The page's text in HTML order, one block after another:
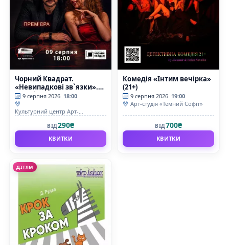
Чорний Квадрат.
«Невипадкові зв`язки».
Прем`єра
9 серпня 2026 18:00
Культурний центр Арт-
ВІД290₴
КВИТКИ
Комедiя «Інтим вечірка»
(21+)
9 серпня 2026 19:00
Арт-студія «Темний Софіт»
ВІД700₴
КВИТКИ
ДІТЯМ